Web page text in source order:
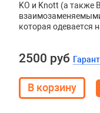
KO и Knott (а также
которая одевается
2500 руб